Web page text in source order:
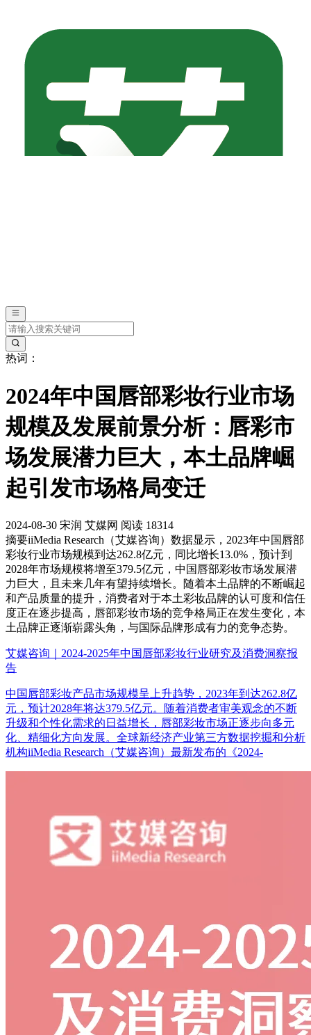
热词：
2024年中国唇部彩妆行业市场
规模及发展前景分析：唇彩市
场发展潜力巨大，本土品牌崛
起引发市场格局变迁
2024-08-30 宋润 艾媒网 阅读 18314
摘要iiMedia Research（艾媒咨询）数据显示，2023年中国唇部
彩妆行业市场规模到达262.8亿元，同比增长13.0%，预计到
2028年市场规模将增至379.5亿元，中国唇部彩妆市场发展潜
力巨大，且未来几年有望持续增长。随着本土品牌的不断崛起
和产品质量的提升，消费者对于本土彩妆品牌的认可度和信任
度正在逐步提高，唇部彩妆市场的竞争格局正在发生变化，本
土品牌正逐渐崭露头角，与国际品牌形成有力的竞争态势。
艾媒咨询｜2024-2025年中国唇部彩妆行业研究及消费洞察报
告
中国唇部彩妆产品市场规模呈上升趋势，2023年到达262.8亿
元，预计2028年将达379.5亿元。随着消费者审美观念的不断
升级和个性化需求的日益增长，唇部彩妆市场正逐步向多元
化、精细化方向发展。全球新经济产业第三方数据挖掘和分析
机构iiMedia Research（艾媒咨询）最新发布的《2024-